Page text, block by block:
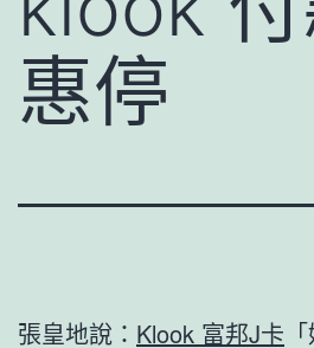
惠停
張皇地說： Klook 富邦J卡